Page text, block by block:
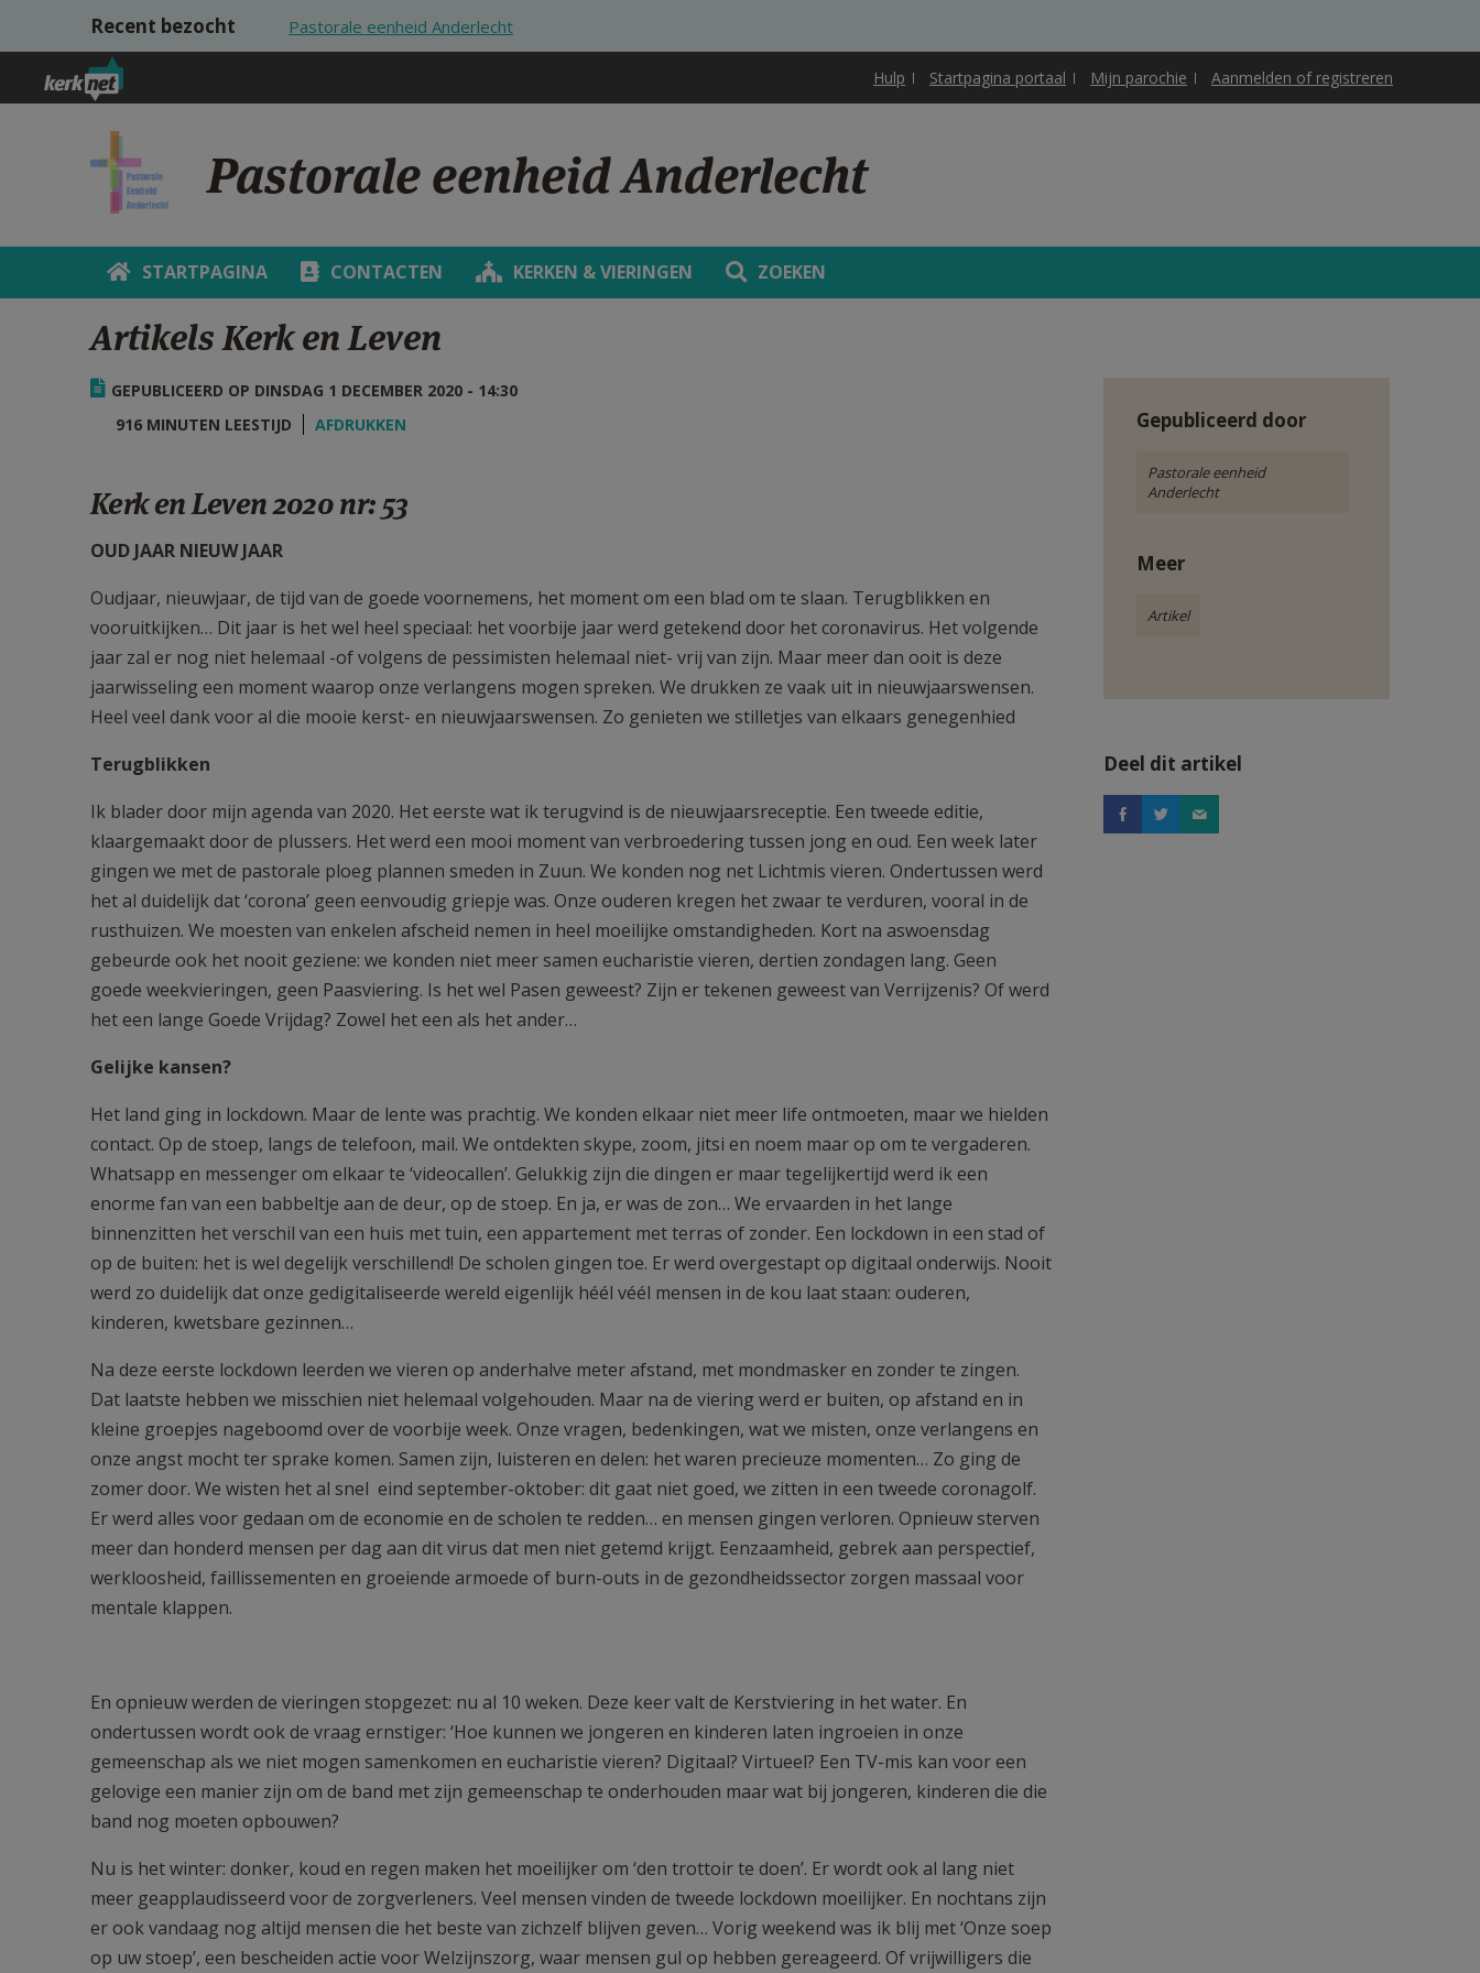
Overslaan en naar de inhoud gaan
Recent bezocht Pastorale eenheid Anderlecht
Hulp Startpagina portaal Mijn parochie Aanmelden of registreren
Pastorale eenheid Anderlecht
STARTPAGINA CONTACTEN KERKEN & VIERINGEN ZOEKEN
Artikels Kerk en Leven
GEPUBLICEERD OP DINSDAG 1 DECEMBER 2020 - 14:30
916 MINUTEN LEESTIJD
AFDRUKKEN
Kerk en Leven 2020 nr: 53
OUD JAAR NIEUW JAAR
Oudjaar, nieuwjaar, de tijd van de goede voornemens, het moment om een blad om te slaan. Terugblikken en
vooruitkijken… Dit jaar is het wel heel speciaal: het voorbije jaar werd getekend door het coronavirus. Het volgende
jaar zal er nog niet helemaal -of volgens de pessimisten helemaal niet- vrij van zijn. Maar meer dan ooit is deze
jaarwisseling een moment waarop onze verlangens mogen spreken. We drukken ze vaak uit in nieuwjaarswensen.
Heel veel dank voor al die mooie kerst- en nieuwjaarswensen. Zo genieten we stilletjes van elkaars genegenhied
Terugblikken
Ik blader door mijn agenda van 2020. Het eerste wat ik terugvind is de nieuwjaarsreceptie. Een tweede editie,
klaargemaakt door de plussers. Het werd een mooi moment van verbroedering tussen jong en oud. Een week later
gingen we met de pastorale ploeg plannen smeden in Zuun. We konden nog net Lichtmis vieren. Ondertussen werd
het al duidelijk dat ‘corona’ geen eenvoudig griepje was. Onze ouderen kregen het zwaar te verduren, vooral in de
rusthuizen. We moesten van enkelen afscheid nemen in heel moeilijke omstandigheden. Kort na aswoensdag
gebeurde ook het nooit geziene: we konden niet meer samen eucharistie vieren, dertien zondagen lang. Geen
goede weekvieringen, geen Paasviering. Is het wel Pasen geweest? Zijn er tekenen geweest van Verrijzenis? Of werd
het een lange Goede Vrijdag? Zowel het een als het ander…
Gelijke kansen?
Het land ging in lockdown. Maar de lente was prachtig. We konden elkaar niet meer life ontmoeten, maar we hielden
contact. Op de stoep, langs de telefoon, mail. We ontdekten skype, zoom, jitsi en noem maar op om te vergaderen.
Whatsapp en messenger om elkaar te ‘videocallen’. Gelukkig zijn die dingen er maar tegelijkertijd werd ik een
enorme fan van een babbeltje aan de deur, op de stoep. En ja, er was de zon… We ervaarden in het lange
binnenzitten het verschil van een huis met tuin, een appartement met terras of zonder. Een lockdown in een stad of
op de buiten: het is wel degelijk verschillend! De scholen gingen toe. Er werd overgestapt op digitaal onderwijs. Nooit
werd zo duidelijk dat onze gedigitaliseerde wereld eigenlijk héél véél mensen in de kou laat staan: ouderen,
kinderen, kwetsbare gezinnen…
Na deze eerste lockdown leerden we vieren op anderhalve meter afstand, met mondmasker en zonder te zingen.
Dat laatste hebben we misschien niet helemaal volgehouden. Maar na de viering werd er buiten, op afstand en in
kleine groepjes nageboomd over de voorbije week. Onze vragen, bedenkingen, wat we misten, onze verlangens en
onze angst mocht ter sprake komen. Samen zijn, luisteren en delen: het waren precieuze momenten… Zo ging de
zomer door. We wisten het al snel eind september-oktober: dit gaat niet goed, we zitten in een tweede coronagolf.
Er werd alles voor gedaan om de economie en de scholen te redden… en mensen gingen verloren. Opnieuw sterven
meer dan honderd mensen per dag aan dit virus dat men niet getemd krijgt. Eenzaamheid, gebrek aan perspectief,
werkloosheid, faillissementen en groeiende armoede of burn-outs in de gezondheidssector zorgen massaal voor
mentale klappen.
En opnieuw werden de vieringen stopgezet: nu al 10 weken. Deze keer valt de Kerstviering in het water. En
ondertussen wordt ook de vraag ernstiger: ‘Hoe kunnen we jongeren en kinderen laten ingroeien in onze
gemeenschap als we niet mogen samenkomen en eucharistie vieren? Digitaal? Virtueel? Een TV-mis kan voor een
gelovige een manier zijn om de band met zijn gemeenschap te onderhouden maar wat bij jongeren, kinderen die die
band nog moeten opbouwen?
Nu is het winter: donker, koud en regen maken het moeilijker om ‘den trottoir te doen’. Er wordt ook al lang niet
meer geapplaudisseerd voor de zorgverleners. Veel mensen vinden de tweede lockdown moeilijker. En nochtans zijn
er ook vandaag nog altijd mensen die het beste van zichzelf blijven geven… Vorig weekend was ik blij met ‘Onze soep
op uw stoep’, een bescheiden actie voor Welzijnszorg, waar mensen gul op hebben gereageerd. Of vrijwilligers die
Gepubliceerd door
Pastorale eenheid
Anderlecht
Meer
Artikel
Deel dit artikel